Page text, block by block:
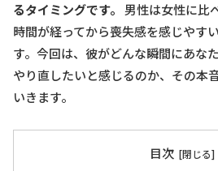
るタイミングです。 男性は女性に比
時間が経ってから喪失感を感じやす
す。今回は、彼がどんな瞬間にあな
やり直したいと感じるのか、その本
いきます。
目次